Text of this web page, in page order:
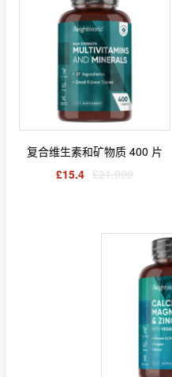
复合维生素和矿物质 400 片
£15.4 £21.999